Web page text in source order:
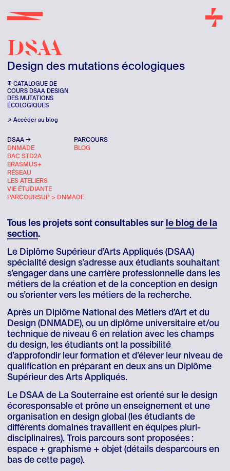
DSAA
Design des mutations écologiques
CATALOGUE DE
COURS DSAA DESIGN
DES MUTATIONS
ÉCOLOGIQUES
Accéder au blog
DSAA
DNMADE
BAC STD2A
ERASMUS+
RÉSEAU
LES ATELIERS
VIE ÉTUDIANTE
PARCOURSUP > DNMADE
PARCOURS
BLOG
Tous les projets sont consultables sur le blog de la
section.
Le Diplôme Supérieur d’Arts Appliqués (DSAA)
spécialité design s’adresse aux étudiants souhaitant
s’engager dans une carrière professionnelle dans les
métiers de la création et de la conception en design
ou s’orienter vers les métiers de la recherche.
Après un Diplôme National des Métiers d’Art et du
Design (DNMADE), ou un diplôme universitaire et/ou
technique de niveau 6 en relation avec les champs
du design, les étudiants ont la possibilité
d’approfondir leur formation et d’élever leur niveau de
qualification en préparant en deux ans un Diplôme
Supérieur des Arts Appliqués.
Le DSAA de La Souterraine est orienté sur le design
écoresponsable et prône un enseignement et une
organisation en design global (les étudiants de
différents domaines travaillent en équipes pluri-
disciplinaires). Trois parcours sont proposées :
espace + graphisme + objet (détails desparcours en
bas de cette page).